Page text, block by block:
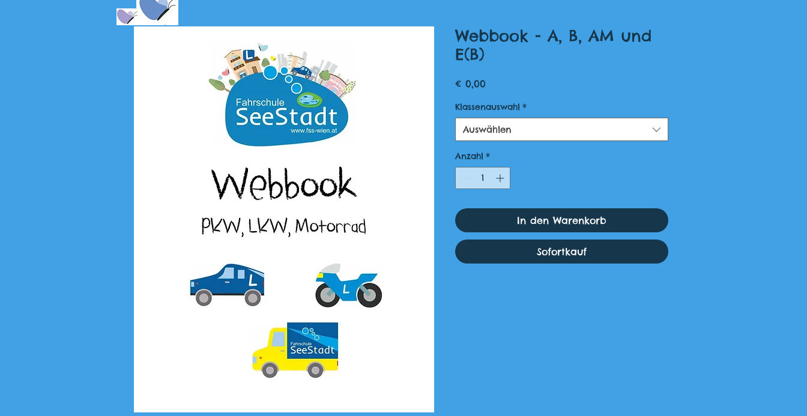
Webbook - A, B, AM und
E(B)
€ 0,00Preis
Klassenauswahl *
Auswählen
Anzahl *
In den Warenkorb
Sofortkauf